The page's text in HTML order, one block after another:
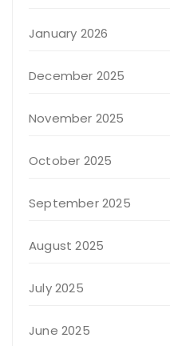
January 2026
December 2025
November 2025
October 2025
September 2025
August 2025
July 2025
June 2025